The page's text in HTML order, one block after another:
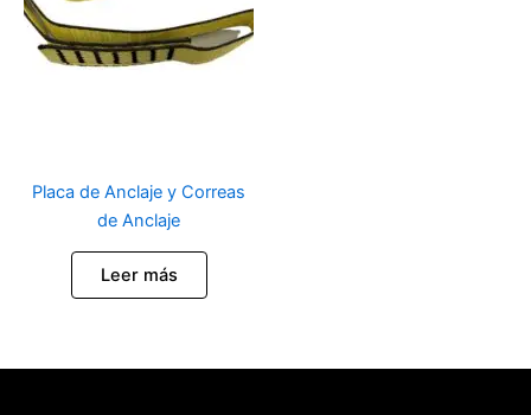
Placa de Anclaje y Correas
de Anclaje
Leer más